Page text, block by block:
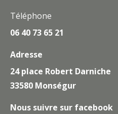
Téléphone
06 40 73 65 21
Adresse
24 place Robert Darniche
33580 Monségur
Nous suivre sur facebook